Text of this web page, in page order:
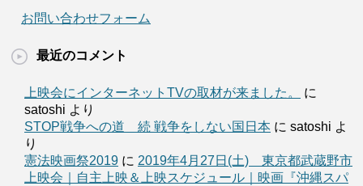
お問い合わせフォーム
最近のコメント
上映会にインターネットTVの取材が来ました。
に
satoshi より
STOP戦争への道 続 戦争をしない国日本 に satoshi よ
り
憲法映画祭2019 に 2019年4月27日(土) 東京都武蔵野市
上映会｜自主上映＆上映スケジュール｜映画『沖縄スパ